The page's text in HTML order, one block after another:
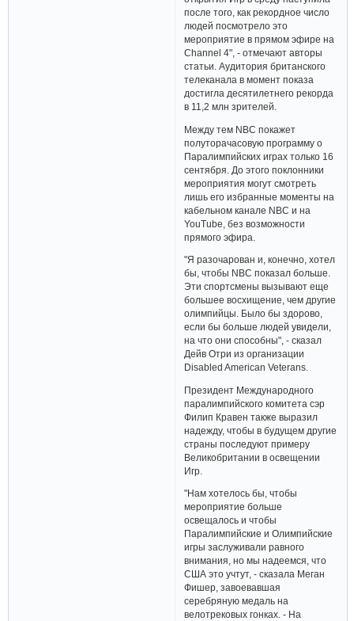
после того, как рекордное число
людей посмотрело это
мероприятие в прямом эфире на
Channel 4", - отмечают авторы
статьи. Аудитория британского
телеканала в момент показа
достигла десятилетнего рекорда
в 11,2 млн зрителей.
Между тем NBC покажет
полуторачасовую программу о
Паралимпийских играх только 16
сентября. До этого поклонники
мероприятия могут смотреть
лишь его избранные моменты на
кабельном канале NBC и на
YouTube, без возможности
прямого эфира.
"Я разочарован и, конечно, хотел
бы, чтобы NBC показал больше.
Эти спортсмены вызывают еще
большее восхищение, чем другие
олимпийцы. Было бы здорово,
если бы больше людей увидели,
на что они способны", - сказал
Дейв Отри из организации
Disabled American Veterans.
Президент Международного
паралимпийского комитета сэр
Филип Кравен также выразил
надежду, чтобы в будущем другие
страны последуют примеру
Великобритании в освещении
Игр.
"Нам хотелось бы, чтобы
мероприятие больше
освещалось и чтобы
Паралимпийские и Олимпийские
игры заслуживали равного
внимания, но мы надеемся, что
США это учтут, - сказала Меган
Фишер, завоевавшая
серебряную медаль на
велотрековых гонках. - На